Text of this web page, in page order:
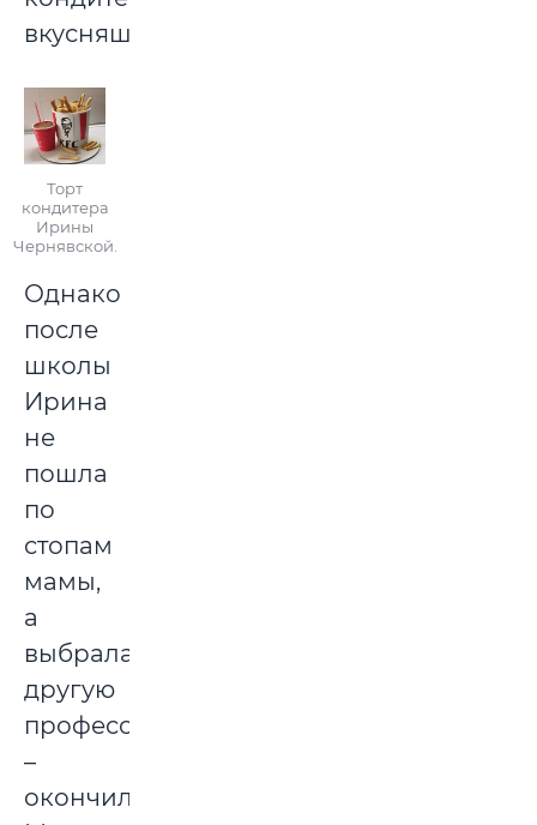
вкусняшки.
Торт
кондитера
Ирины
Чернявской.
Однако
после
школы
Ирина
не
пошла
по
стопам
мамы,
а
выбрала
другую
профессию
–
окончила